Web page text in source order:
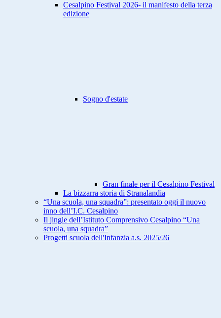
Cesalpino Festival 2026- il manifesto della terza
edizione
Sogno d'estate
Gran finale per il Cesalpino Festival
La bizzarra storia di Stranalandia
“Una scuola, una squadra”: presentato oggi il nuovo
inno dell’I.C. Cesalpino
Il jingle dell’Istituto Comprensivo Cesalpino “Una
scuola, una squadra”
Progetti scuola dell'Infanzia a.s. 2025/26